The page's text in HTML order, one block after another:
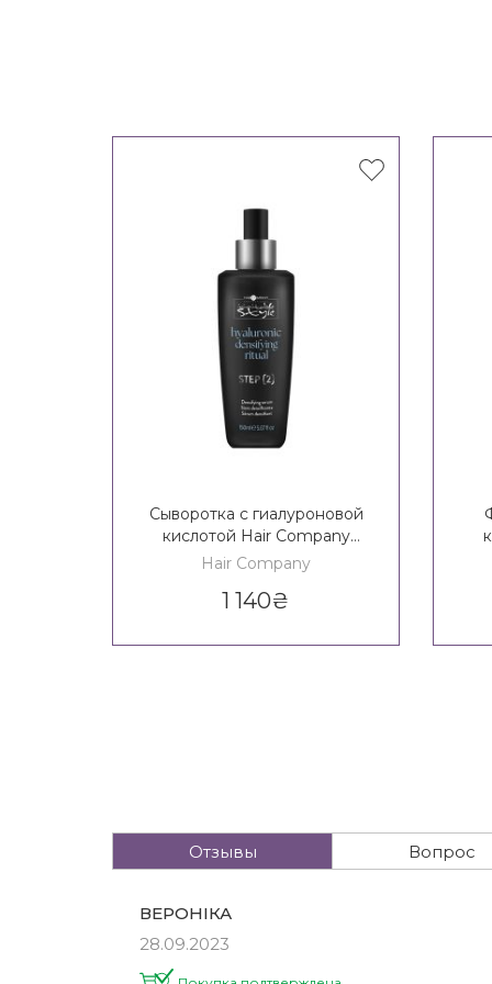
Сыворотка с гиалуроновой
кислотой Hair Company
Inimitable Style Hyaluronic
Inspiration Filler Plump Up
Hair Company
1 140₴
Отзывы Вопрос
ВЕРОНІКА
28.09.2023